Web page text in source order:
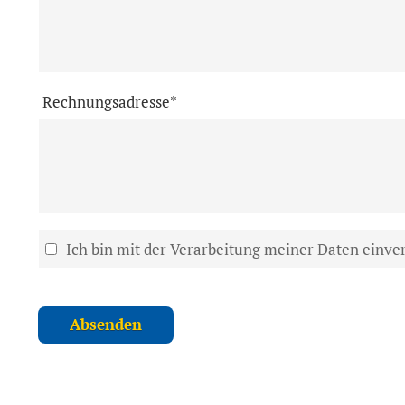
Rechnungsadresse*
Ich bin mit der Verarbeitung meiner Daten
Absenden